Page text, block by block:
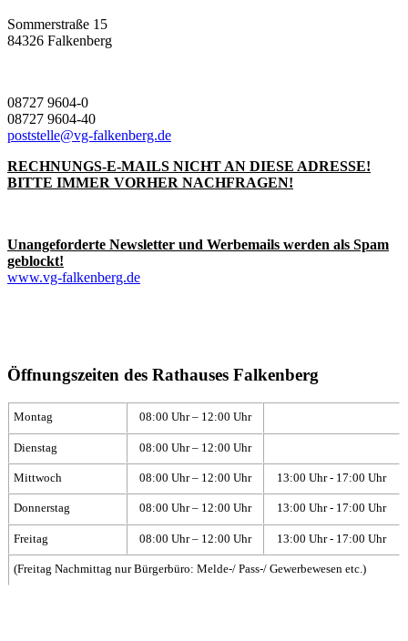
Sommerstraße 15
84326 Falkenberg
08727 9604-0
08727 9604-40
poststelle@vg-falkenberg.de
RECHNUNGS-E-MAILS NICHT AN DIESE ADRESSE!
BITTE IMMER VORHER NACHFRAGEN!
Unangeforderte Newsletter und Werbemails werden als Spam
geblockt!
www.vg-falkenberg.de
Öffnungszeiten des Rathauses Falkenberg
Montag 08:00 Uhr – 12:00 Uhr
Dienstag 08:00 Uhr – 12:00 Uhr
Mittwoch 08:00 Uhr – 12:00 Uhr 13:00 Uhr - 17:00 Uhr
Donnerstag 08:00 Uhr – 12:00 Uhr 13:00 Uhr - 17:00 Uhr
Freitag 08:00 Uhr – 12:00 Uhr 13:00 Uhr - 17:00 Uhr
(Freitag Nachmittag nur Bürgerbüro: Melde-/ Pass-/ Gewerbewesen etc.)